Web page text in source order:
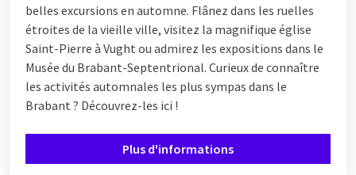
belles excursions en automne. Flânez dans les ruelles
étroites de la vieille ville, visitez la magnifique église
Saint-Pierre à Vught ou admirez les expositions dans le
Musée du Brabant-Septentrional. Curieux de connaître
les activités automnales les plus sympas dans le
Brabant ? Découvrez-les ici !
Plus d'informations